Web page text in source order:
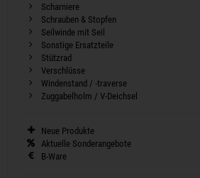
Scharniere
Schrauben & Stopfen
Seilwinde mit Seil
Sonstige Ersatzteile
Stützrad
Verschlüsse
Windenstand / -traverse
Zuggabelholm / V-Deichsel
Neue Produkte
Aktuelle Sonderangebote
B-Ware